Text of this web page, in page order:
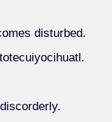
disturbed.